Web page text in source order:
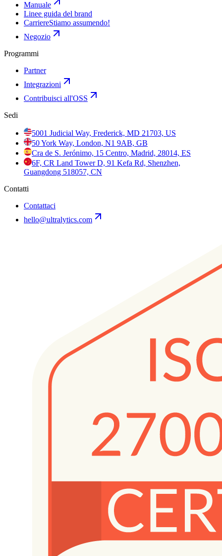
Manuale
Linee guida del brand
CarriereStiamo assumendo!
Negozio
Programmi
Partner
Integrazioni
Contribuisci all'OSS
Sedi
5001 Judicial Way, Frederick, MD 21703, US
50 York Way, London, N1 9AB, GB
Cra de S. Jerónimo, 15 Centro, Madrid, 28014, ES
6F, CR Land Tower D, 91 Kefa Rd, Shenzhen,
Guangdong 518057, CN
Contatti
Contattaci
hello@ultralytics.com